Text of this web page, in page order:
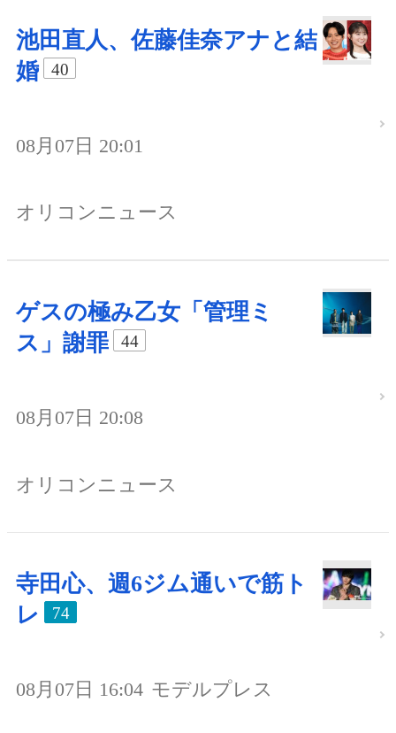
池田直人、佐藤佳奈アナと結
婚
40
08月07日 20:01
オリコンニュース
ゲスの極み乙女「管理ミ
ス」謝罪
44
08月07日 20:08
オリコンニュース
寺田心、週6ジム通いで筋ト
レ
74
08月07日 16:04 モデルプレス